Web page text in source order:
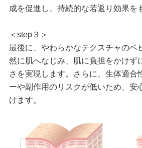
成を促進し、持続的な若返り効果を
＜step３＞
最後に、やわらかなテクスチャのベ
然に肌へなじみ、肌に負担をかけず
さを実現します。さらに、生体適合
ーや副作用のリスクが低いため、安
けます。